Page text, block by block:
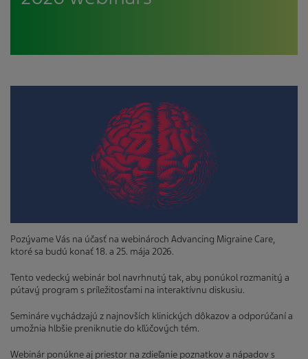
Pozývame Vás na účasť na webinároch Advancing Migraine Care,
ktoré sa budú konať 18. a 25. mája 2026.
Tento vedecký webinár bol navrhnutý tak, aby ponúkol rozmanitý a
pútavý program s príležitosťami na interaktívnu diskusiu.
Semináre vychádzajú z najnovších klinických dôkazov a odporúčaní a
umožnia hlbšie preniknutie do kľúčových tém.
Webinár ponúkne aj priestor na zdieľanie poznatkov a nápadov s